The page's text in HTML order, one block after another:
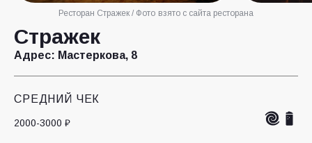
Ресторан Стражек / Фото взято с сайта ресторана
Стражек
Адрес: Мастеркова, 8
СРЕДНИЙ ЧЕК
2000-3000 ₽